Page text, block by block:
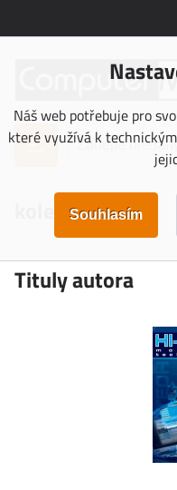
Náš web potřebuje pro
které využívá k
kolektiv autorů
Tituly autora